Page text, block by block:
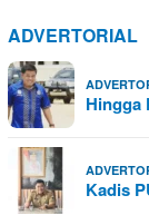
ADVERTORIAL
Hingga
Kadis